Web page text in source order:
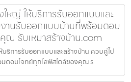
หญ่ ให้บริการรับออกแบบและ
านรับออกแบบบ้านที่พร้อมตอบ
ณ รับเหมาสร้างบ้าน.com
ริการรับออกแบบและสร้างบ้าน ควบคู่ไป
ตอบโจทย์ทุกไลฟ์สไตล์ของคุณ ร